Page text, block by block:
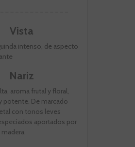
Vista
intenso, de aspecto
Nariz
aroma frutal y floral,
potente. De marcado
con tonos leves
aportados por
madera.